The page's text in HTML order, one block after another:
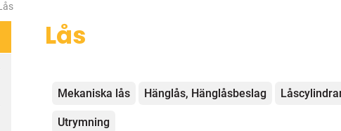
Lås
Kategorier
Mekaniska lås Hänglås, Hänglåsbeslag
Utrymning